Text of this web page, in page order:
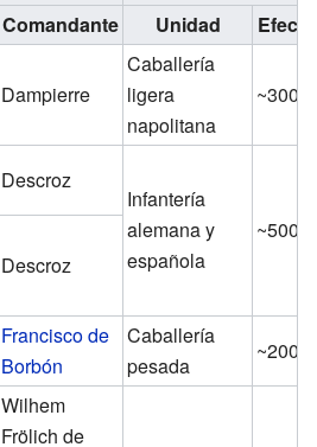
Comandante Unidad
Dampierre
Caballería
ligera
napolitana
~300
Descroz
Infantería
alemana y
española
~5000
Descroz
Francisco de
Borbón
Caballería
pesada
~200
Wilhem
Frölich de